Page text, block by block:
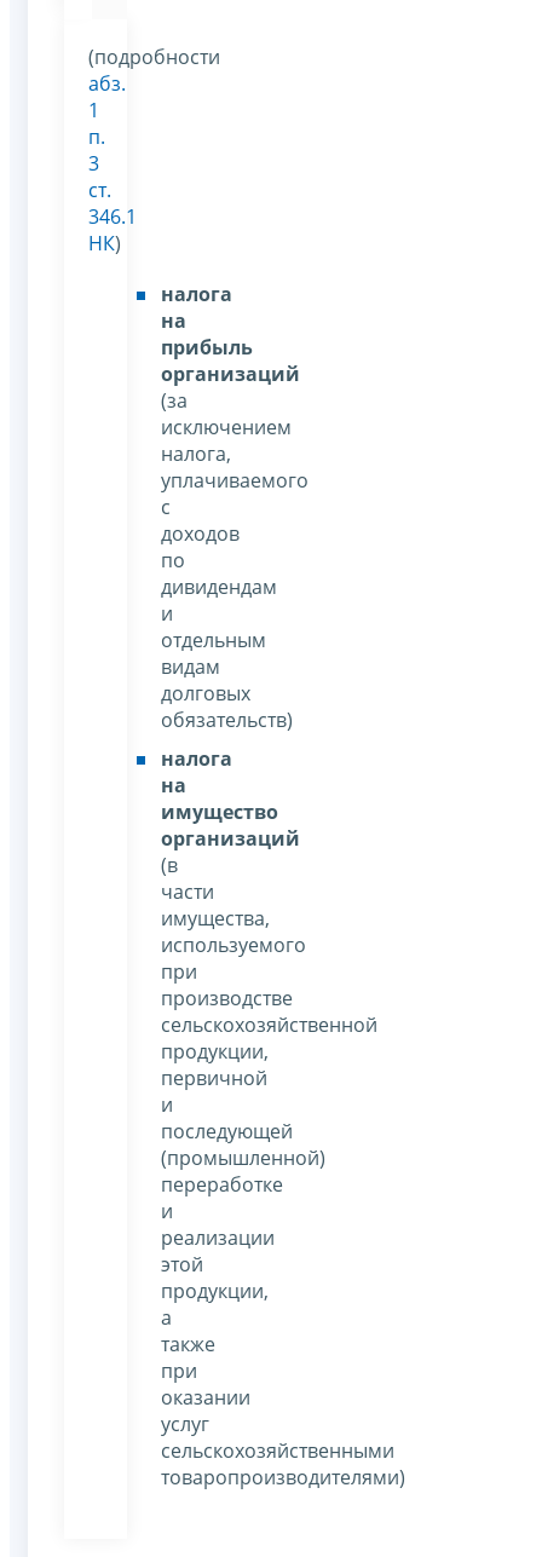
(подробности
абз.
1
п.
3
ст.
346.1
НК)
налога
на
прибыль
организаций
(за
исключением
налога,
уплачиваемого
с
доходов
по
дивидендам
и
отдельным
видам
долговых
обязательств)
налога
на
имущество
организаций
(в
части
имущества,
используемого
при
производстве
сельскохозяйственной
продукции,
первичной
и
последующей
(промышленной)
переработке
и
реализации
этой
продукции,
а
также
при
оказании
услуг
сельскохозяйственными
товаропроизводителями)